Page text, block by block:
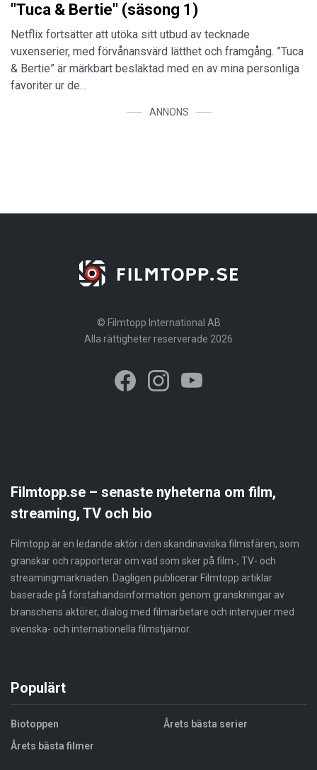
"Tuca & Bertie" (säsong 1)
Netflix fortsätter att utöka sitt utbud av tecknade
vuxenserier, med förvånansvärd lätthet och framgång. ”Tuca
& Bertie” är märkbart besläktad med en av mina personliga
favoriter ur de…
ANNONS
© Filmtopp International AB
Alla rättigheter reserverade 2026
Filmtopp.se – senaste nyheterna om film,
streaming, TV och bio
Filmtopp är en ledande aktör i den skandinaviska filmsfären, som
granskar och rapporterar om vad som sker på film-, TV- och
streamingmarknaden. Dagligen publicerar Filmtopp artiklar
baserade på förstahandsinformation genom granskningar av
branschens aktörer, dialog med filmarbetare och intervjuer med
svenska- och internationella filmstjärnor.
Populärt
Biotoppen
Årets bästa filmer
Årets bästa serier